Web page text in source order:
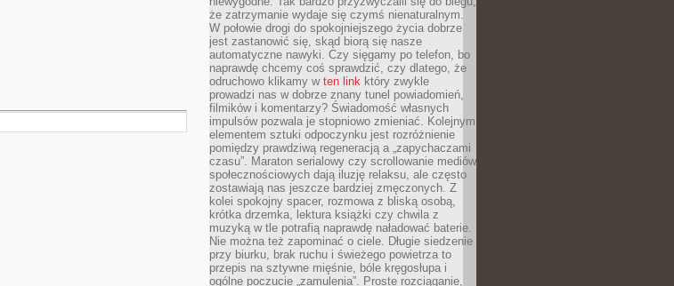
że zatrzymanie wydaje się czymś nienaturalnym.
W połowie drogi do spokojniejszego życia dobrze
jest zastanowić się, skąd biorą się nasze
automatyczne nawyki. Czy sięgamy po telefon, bo
naprawdę chcemy coś sprawdzić, czy dlatego, że
odruchowo klikamy w ten link który zwykle
prowadzi nas w dobrze znany tunel powiadomień,
filmików i komentarzy? Świadomość własnych
impulsów pozwala je stopniowo zmieniać. Kolejnym
elementem sztuki odpoczynku jest rozróżnienie
pomiędzy prawdziwą regeneracją a „zapychaczami
czasu”. Maraton serialowy czy scrollowanie mediów
społecznościowych dają iluzję relaksu, ale często
zostawiają nas jeszcze bardziej zmęczonych. Z
kolei spokojny spacer, rozmowa z bliską osobą,
krótka drzemka, lektura książki czy chwila z
muzyką w tle potrafią naprawdę naładować baterie.
Nie można też zapominać o ciele. Długie siedzenie
przy biurku, brak ruchu i świeżego powietrza to
przepis na sztywne mięśnie, bóle kręgosłupa i
ogólne poczucie „zamulenia”. Proste rozciąganie,